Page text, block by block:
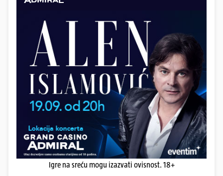
Igre na sreću mogu izazvati ovisnost. 18+